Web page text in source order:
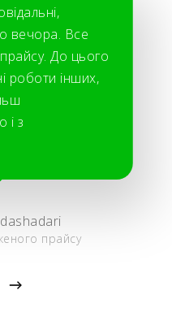
вечора. Все
До цього
роботи інших,
і з
прайсу